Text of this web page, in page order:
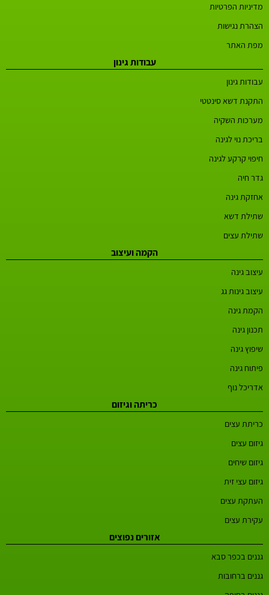
מדיניות הפרטיות
הצהרת נגישות
מפת האתר
עבודות גינון
עבודות גינון
התקנת דשא סינטטי
מערכות השקיה
בריכת נוי לגינה
חיפוי קרקע לגינה
גדר חיה
אחזקת גינה
שתילת דשא
שתילת עצים
הקמה ועיצוב
עיצוב גינה
עיצוב גינות גג
הקמת גינה
תכנון גינה
שיפוץ גינה
פיתוח גינה
אדריכל נוף
כריתה וגיזום
כריתת עצים
גיזום עצים
גיזום שיחים
גיזום עצי זית
העתקת עצים
עקירת עצים
אזורים נפוצים
גננים בכפר סבא
גננים ברחובות